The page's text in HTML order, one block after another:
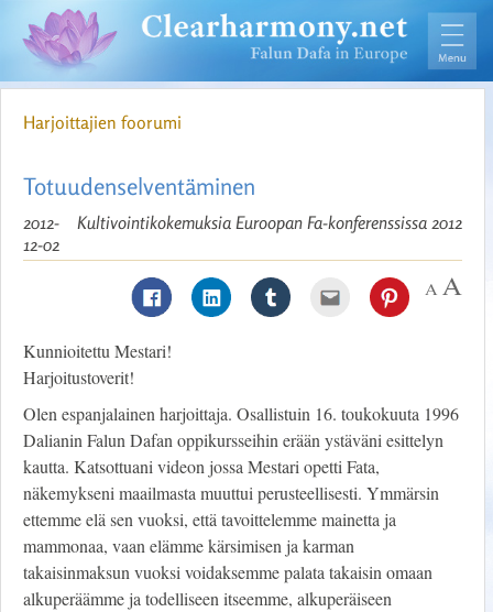
Harjoittajien foorumi
Totuudenselventäminen
Kultivointikokemuksia Euroopan Fa-konferenssissa 2012
2012-
12-02
Kunnioitettu Mestari!
Harjoitustoverit!
Olen espanjalainen harjoittaja. Osallistuin 16. toukokuuta 1996
Dalianin Falun Dafan oppikursseihin erään ystäväni esittelyn
kautta. Katsottuani videon jossa Mestari opetti Fata,
näkemykseni maailmasta muuttui perusteellisesti. Ymmärsin
ettemme elä sen vuoksi, että tavoittelemme mainetta ja
mammonaa, vaan elämme kärsimisen ja karman
takaisinmaksun vuoksi voidaksemme palata takaisin omaan
alkuperäämme ja todelliseen itseemme, alkuperäiseen